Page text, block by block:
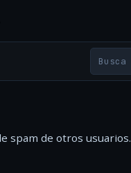
spam de otros usuarios.